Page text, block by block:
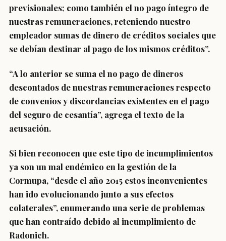
previsionales; como también el no pago íntegro de
nuestras remuneraciones, reteniendo nuestro
empleador sumas de dinero de créditos sociales que
se debían destinar al pago de los mismos créditos”.
“A lo anterior se suma el no pago de dineros
descontados de nuestras remuneraciones respecto
de convenios y discordancias existentes en el pago
del seguro de cesantía”, agrega el texto de la
acusación.
Si bien reconocen que este tipo de incumplimientos
ya son un mal endémico en la gestión de la
Cormupa, “desde el año 2015 estos inconvenientes
han ido evolucionando junto a sus efectos
colaterales”, enumerando una serie de problemas
que han contraído debido al incumplimiento de
Radonich.